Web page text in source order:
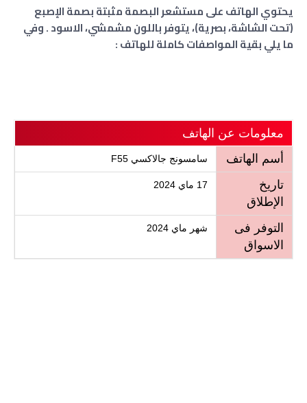
يحتوي الهاتف على مستشعر البصمة مثبتة بصمة الإصبع
(تحت الشاشة، بصرية)، يتوفر باللون مشمشي، الاسود . وفي
ما يلي بقية المواصفات كاملة للهاتف :
معلومات عن الهاتف
أسم الهاتف
سامسونج جالاكسي F55
تاريخ
الإطلاق
17 ماي 2024
التوفر فى
الاسواق
شهر ماي 2024